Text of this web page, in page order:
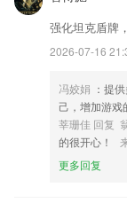
新增团队管理功能
修改直播页面ui布局；
素材圈：反馈入口可
阅读页大优化——最
联系我们
强化坦克盾牌
2026-07-16
冯姣娟 ：提
己，增加游戏
莘珊佳 回复
的很开心！
更多回复